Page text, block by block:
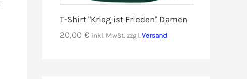
T-Shirt "Krieg ist Frieden" Damen
20,00 € inkl. MwSt. zzgl. Versand